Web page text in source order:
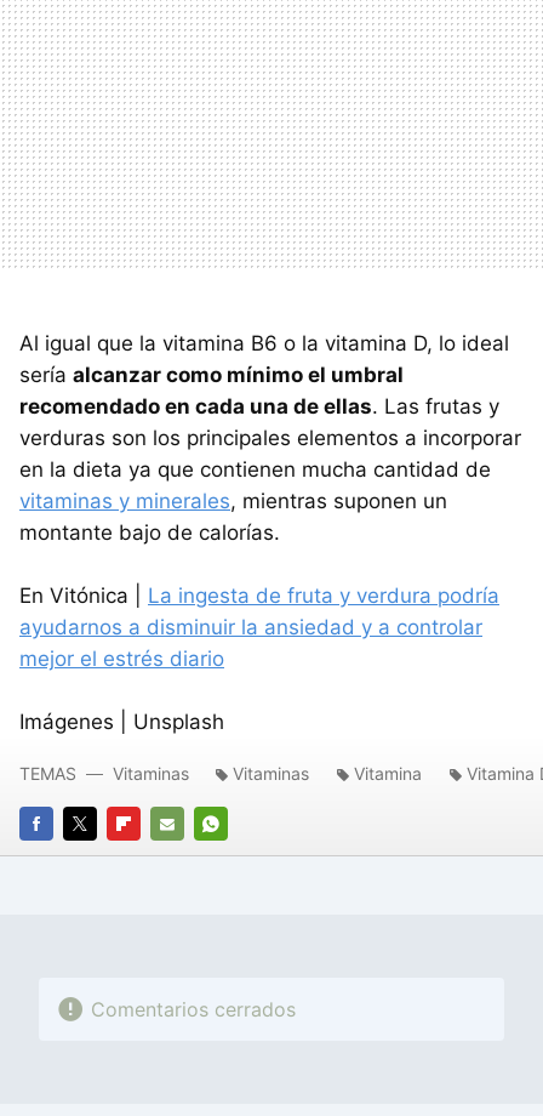
Al igual que la vitamina B6 o la vitamina D, lo ideal
sería alcanzar como mínimo el umbral
recomendado en cada una de ellas. Las frutas y
verduras son los principales elementos a incorporar
en la dieta ya que contienen mucha cantidad de
vitaminas y minerales, mientras suponen un
montante bajo de calorías.
En Vitónica | La ingesta de fruta y verdura podría
ayudarnos a disminuir la ansiedad y a controlar
mejor el estrés diario
Imágenes | Unsplash
FACEBOOK
TWITTERFLIPBOARD
E-
WHATSAPP
TEMAS Vitaminas Vitaminas Vitamina Vitamina
Comentarios cerrados